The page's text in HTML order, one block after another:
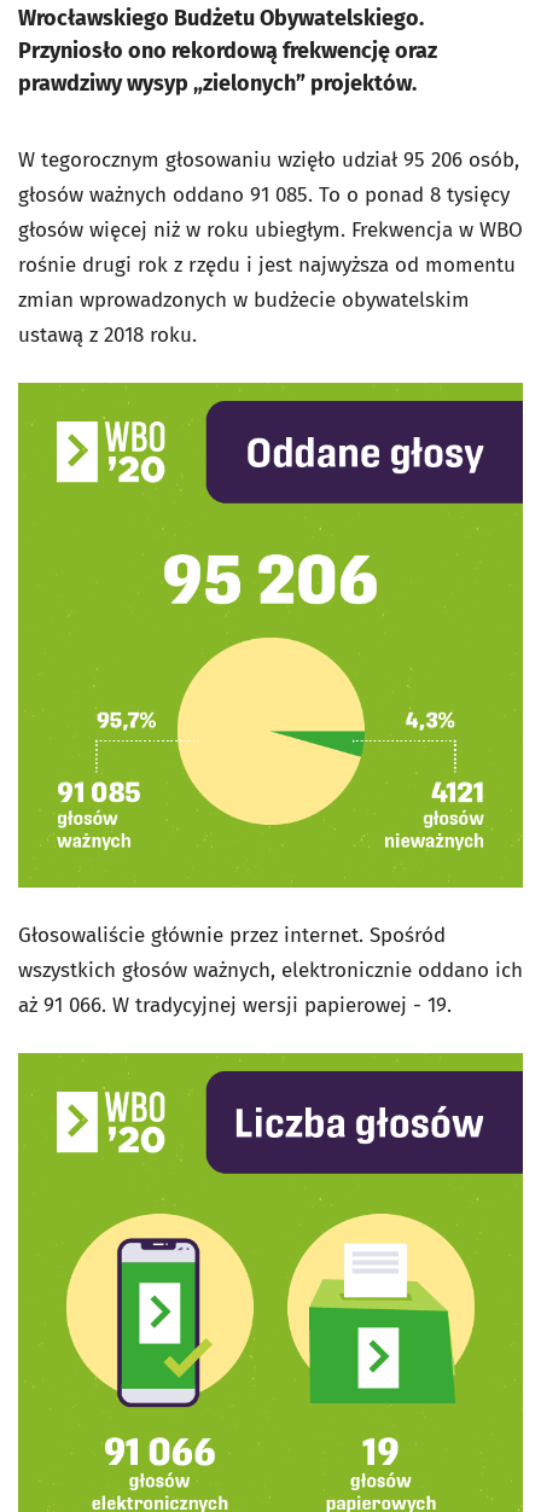
Wrocławskiego Budżetu Obywatelskiego.
Przyniosło ono rekordową frekwencję oraz
prawdziwy wysyp „zielonych” projektów.
W tegorocznym głosowaniu wzięło udział 95 206 osób,
głosów ważnych oddano 91 085. To o ponad 8 tysięcy
głosów więcej niż w roku ubiegłym. Frekwencja w WBO
rośnie drugi rok z rzędu i jest najwyższa od momentu
zmian wprowadzonych w budżecie obywatelskim
ustawą z 2018 roku.
Głosowaliście głównie przez internet. Spośród
wszystkich głosów ważnych, elektronicznie oddano ich
aż 91 066. W tradycyjnej wersji papierowej - 19.